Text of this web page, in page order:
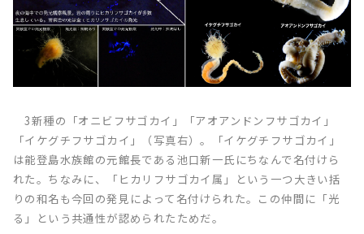
3新種の「オニビフサゴカイ」「アオアンドンフサゴカイ」
「イケグチフサゴカイ」（写真右）。「イケグチフサゴカイ」
は能登島水族館の元館長である池口新一氏にちなんで名付けら
れた。ちなみに、「ヒカリフサゴカイ属」という一つ大きい括
りの和名も今回の発見によって名付けられた。この仲間に「光
る」という共通性が認められたためだ。